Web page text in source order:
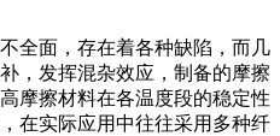
全面，存在着各种缺陷，而几
，发挥混杂效应，制备的摩擦
摩擦材料在各温度段的稳定性
在实际应用中往往采用多种纤